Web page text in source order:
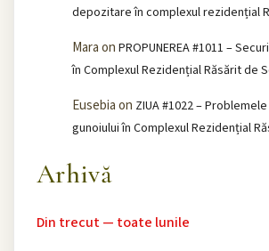
depozitare în complexul rezidențial
Maraon PROPUNEREA #1011 –
în Complexul Rezidențial Răsărit de
Eusebiaon ZIUA #1022 –
gunoiului în Complexul Rezidențial
Arhivă
Din trecut — toate lunile